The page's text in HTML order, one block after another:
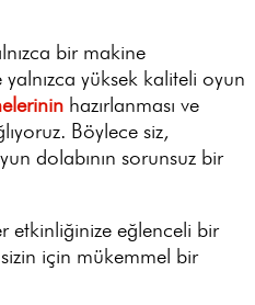
bir makine
yüksek kaliteli oyun
hazırlanması ve
Böylece siz,
dolabının sorunsuz bir
etkinliğinize eğlenceli bir
için mükemmel bir